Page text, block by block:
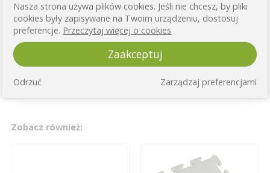
Jest ok.
Zobacz również:
Nasza strona używa plików cookies. Jeśli nie chcesz, by pliki
cookies były zapisywane na Twoim urządzeniu, dostosuj
preferencje. Przeczytaj więcej o cookies
Zaakceptuj
Zarządzaj preferencjami
Odrzuć